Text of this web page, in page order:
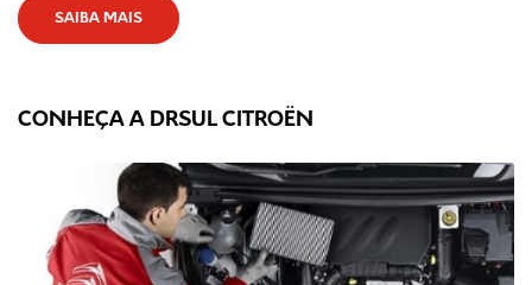
SAIBA MAIS
CONHEÇA A DRSUL CITROËN